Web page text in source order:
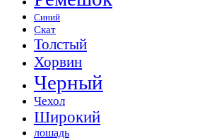
Синий
Скат
Толстый
Хорвин
Черный
Чехол
Широкий
лошадь